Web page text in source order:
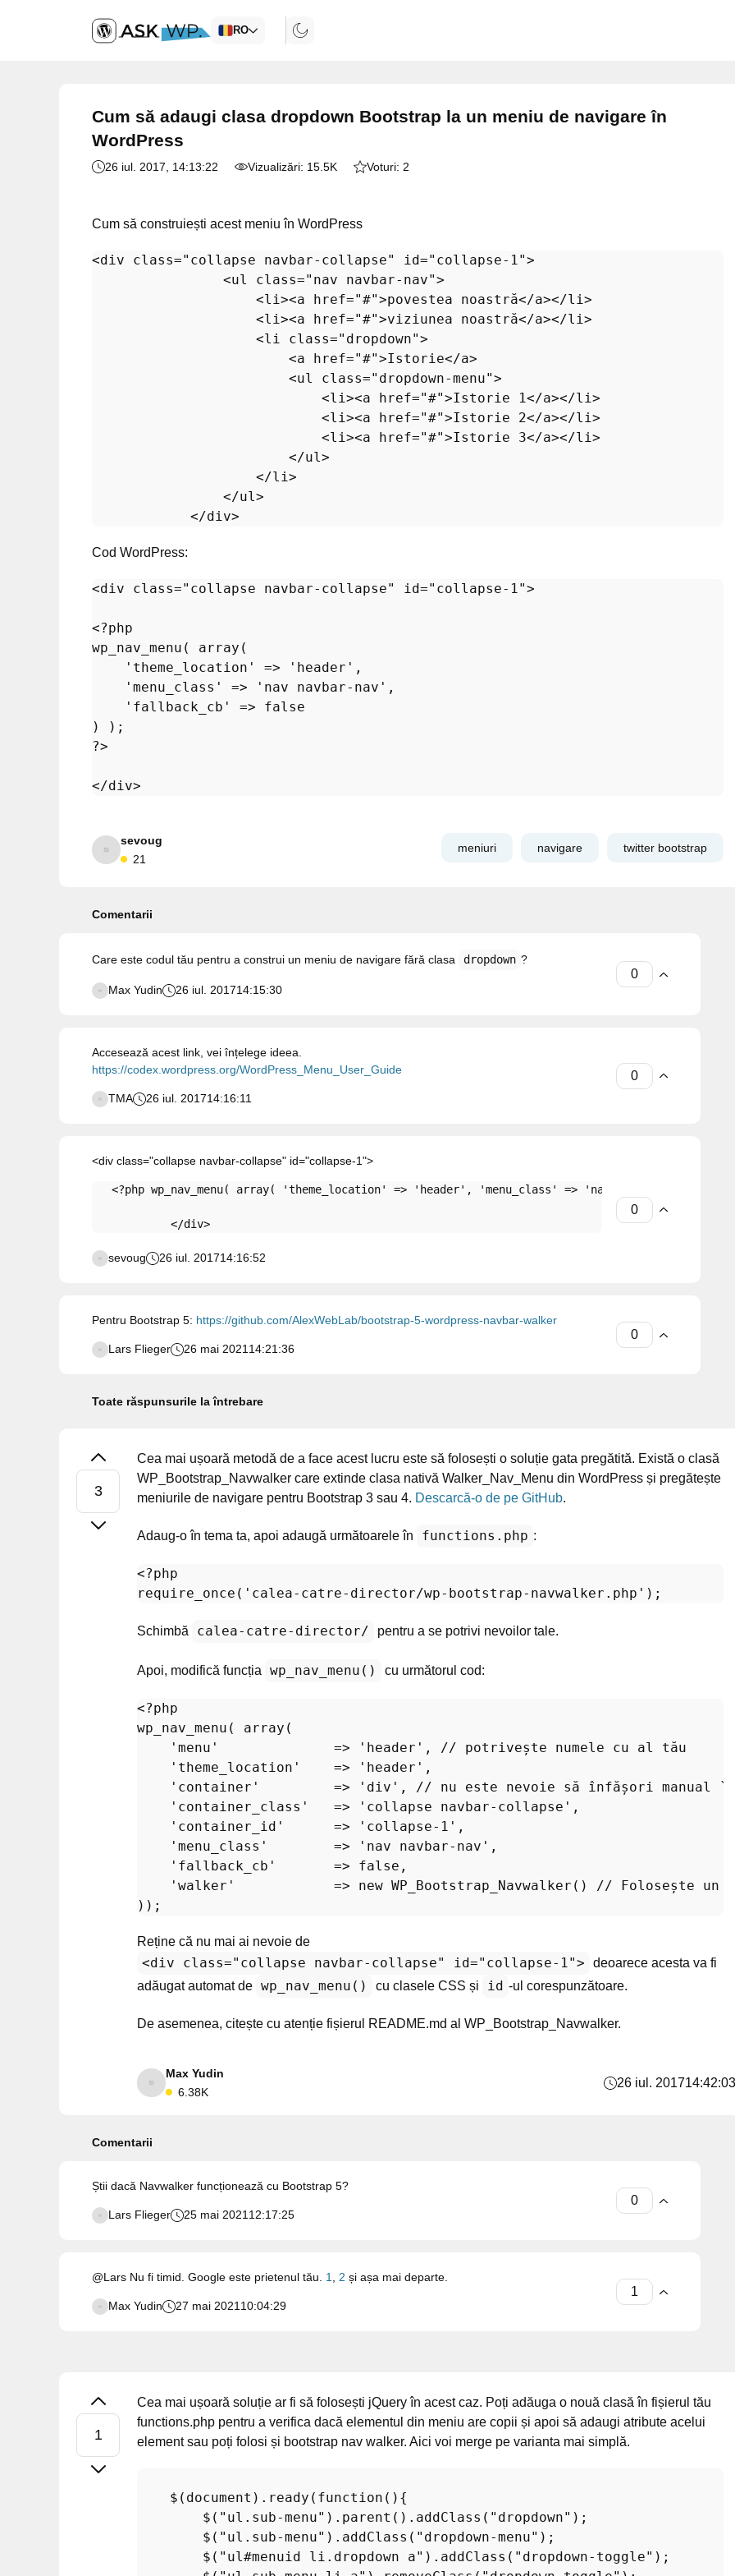
RO
Cum să adaugi clasa dropdown Bootstrap la un meniu de navigare în
WordPress
26 iul. 2017 , 14:13:22 Vizualizări: 15.5K Voturi: 2
Cum să construiești acest meniu în WordPress
<div class="collapse navbar-collapse" id="collapse-1">
<ul class="nav navbar-nav">
<li><a href="#">povestea noastră</a></li>
<li><a href="#">viziunea noastră</a></li>
<li class="dropdown">
<a href="#">Istorie</a>
<ul class="dropdown-menu">
<li><a href="#">Istorie 1</a></li>
<li><a href="#">Istorie 2</a></li>
<li><a href="#">Istorie 3</a></li>
</ul>
</li>
</ul>
</div>
Cod WordPress:
<div class="collapse navbar-collapse" id="collapse-1">
<?php
wp_nav_menu ( array (
'theme_location'
=> 'header' ,
'menu_class'
=> 'nav navbar-nav' ,
'fallback_cb'
=> false
?>
</div>
sevoug
21
meniuri navigare twitter bootstrap
Comentarii
Care este codul tău pentru a construi un meniu de navigare fără clasa dropdown ?
Max Yudin 26 iul. 201714:15:30
Accesează acest link, vei înțelege ideea.
https://codex.wordpress.org/WordPress_Menu_User_Guide
TMA 26 iul. 201714:16:11
<div class="collapse navbar-collapse" id="collapse-1">
<?php wp_nav_menu( array( 'theme_location' => 'header' , 'menu_class' => 'nav navbar-nav'
</div>
sevoug 26 iul. 201714:16:52
Pentru Bootstrap 5: https://github.com/AlexWebLab/bootstrap-5-wordpress-navbar-walker
Lars Flieger 26 mai 2021 14:21:36
Toate răspunsurile la întrebare
Cea mai ușoară metodă de a face acest lucru este să folosești o soluție gata pregătită. Există o clasă
WP_Bootstrap_Navwalker care extinde clasa nativă Walker_Nav_Menu din WordPress și pregătește
meniurile de navigare pentru Bootstrap 3 sau 4. Descarcă-o de pe GitHub.
Adaug-o în tema ta, apoi adaugă următoarele în functions.php :
<?php
require_once ( 'calea-catre-director/wp-bootstrap-navwalker.php'
Schimbă calea-catre-director/ pentru a se potrivi nevoilor tale.
Apoi, modifică funcția wp_nav_menu() cu următorul cod:
<?php
wp_nav_menu ( array (
'menu'
              =>
'header' , // potrivește numele cu al tău
'theme_location'
    =>
'header' ,
'container'
         =>
'div' , // nu este nevoie să înfășori manual
'container_class'
   =>
'collapse navbar-collapse' ,
'container_id'
      =>
'collapse-1' ,
'menu_class'
        =>
'nav navbar-nav' ,
'fallback_cb'
       =>
false ,
'walker'
            =>
new WP_Bootstrap_Navwalker () // Folosește un
Reține că nu mai ai nevoie de
<div class="collapse navbar-collapse" id="collapse-1">
deoarece acesta va fi
adăugat automat de wp_nav_menu() cu clasele CSS și id -ul corespunzătoare.
De asemenea, citește cu atenție fișierul README.md al WP_Bootstrap_Navwalker.
Max Yudin
6.38K
26 iul. 201714:42:03
Comentarii
Știi dacă Navwalker funcționează cu Bootstrap 5?
Lars Flieger 25 mai 2021 12:17:25
@Lars Nu fi timid. Google este prietenul tău. 1 2 și așa mai departe.
Max Yudin 27 mai 2021 10:04:29
Cea mai ușoară soluție ar fi să folosești jQuery în acest caz. Poți adăuga o nouă clasă în fișierul tău
functions.php pentru a verifica dacă elementul din meniu are copii și apoi să adaugi atribute acelui
element sau poți folosi și bootstrap nav walker. Aici voi merge pe varianta mai simplă.
    $(document).ready(function(){
        $("ul.sub-menu").parent().addClass("dropdown");
        $("ul.sub-menu").addClass("dropdown-menu");
        $("ul#menuid li.dropdown a").addClass("dropdown-toggle");